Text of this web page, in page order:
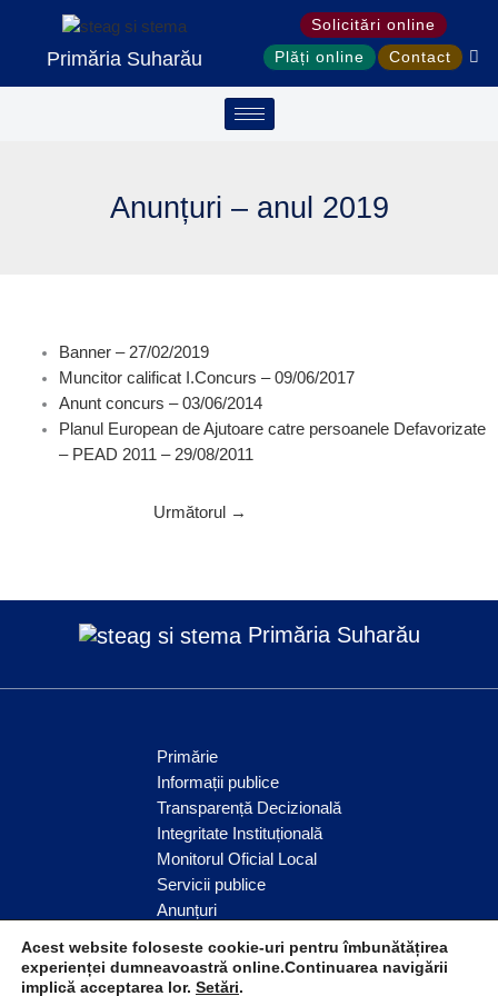
conținutPrimăria Suharău
Solicitări online
Plăți online
Contact
Anunțuri – anul 2019
Banner – 27/02/2019
Muncitor calificat I.Concurs – 09/06/2017
Anunt concurs – 03/06/2014
Planul European de Ajutoare catre persoanele Defavorizate
– PEAD 2011 – 29/08/2011
Următorul →
Primăria Suharău
Primărie
Informații publice
Transparență Decizională
Integritate Instituțională
Monitorul Oficial Local
Servicii publice
Anunțuri
Acest website foloseste cookie-uri pentru îmbunătățirea
experienței dumneavoastră online.Continuarea navigării
implică acceptarea lor. Setări.